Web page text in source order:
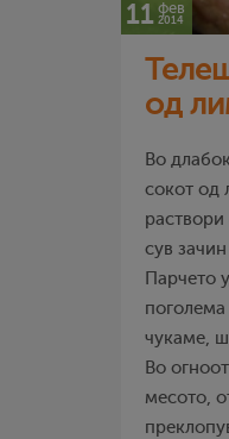
11 фев
2014
од
Во
сокот од
сув
Парчето
чукаме,
Во
месото,